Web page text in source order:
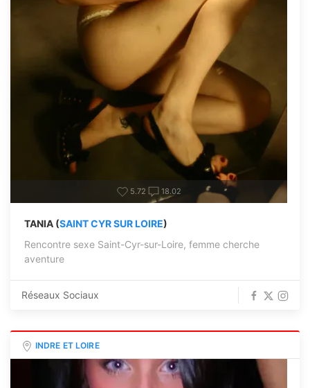
5.72 18.02
TANIA (SAINT CYR SUR LOIRE)
Rencontre sexe Saint-Cyr-sur-Loire, femme cherche
aventure
Réseaux Sociaux
INDRE ET LOIRE